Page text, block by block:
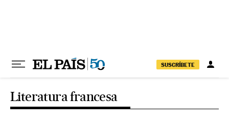
SUSCRÍBETE
Literatura francesa